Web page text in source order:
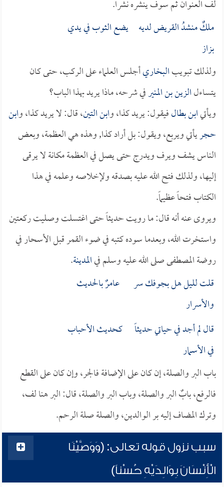
لف العنوان ثم سوف ينشره نشراً.
ملكٌ منشدُ القريض لديه يضع الثوب في يدي
بزاز
ولذلك تبويبالبخاريأجلس العلماء على الركب، حتى كان
يتساءلالزين بن المنيرفي شرحه، ماذا يريد بهذا الباب؟
ويأتيابن بطالفيقول: يريد كذا، وابن التين، قال: لا يريد كذا، وابن
حجريأتي ويربع، ويقول: بل أراد كذا, وهذه هي العظمة، وبعض
الناس يشف ويرف ويدرج حتى يصل في العظمة مكانة لا يرقى
إليها، ولذلك فتح الله عليه بصدقه ولإخلاصه وعلمه في هذا
الكتاب فتحاً عظيماً.
ويروى عنه أنه قال: ما رويت حديثاً حتى اغتسلت وصليت ركعتين
واستخرت الله، وبعدما سوده كتبه في ضوء القمر قبل الأسحار في
روضة المصطفى صلى الله عليه وسلم فيالمدينة.
قلت لليل هل بجوفك سر عامرٌ بالحديث
والأسرار
قال لم أجد في حياتي حديثاً كحديث الأحباب
في الأسمار
باب البر والصلة، إن كان على الإضافة فالجر، وإن كان على القطع
فالرفع، بابٌ البر والصلة، وباب البر والصلة، قال: البر هنا لف،
وترك المضاف إليه بر الوالدين، والصلة صلة الرحم.
سبب نزول قوله تعالى: (وَوَصَّيْنَا
الْأِنْسَانَ بِوَالِدَيْهِ حُسْناً)